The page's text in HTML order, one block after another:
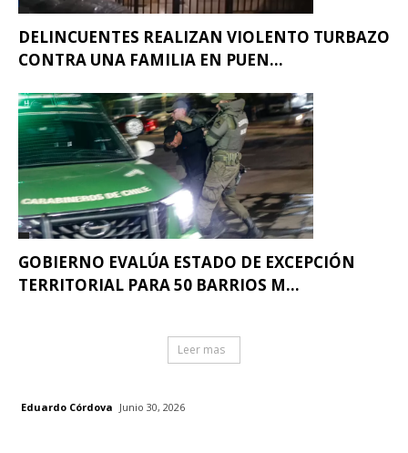
DELINCUENTES REALIZAN VIOLENTO TURBAZO
CONTRA UNA FAMILIA EN PUEN...
GOBIERNO EVALÚA ESTADO DE EXCEPCIÓN
TERRITORIAL PARA 50 BARRIOS M...
Leer mas
Eduardo Córdova Junio 30, 2026